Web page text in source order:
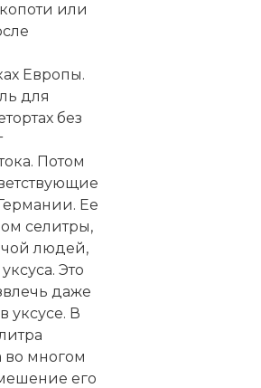
или
Европы.
для
без
Потом
Ее
селитры,
людей,
Это
даже
уксусе. В
во многом
его